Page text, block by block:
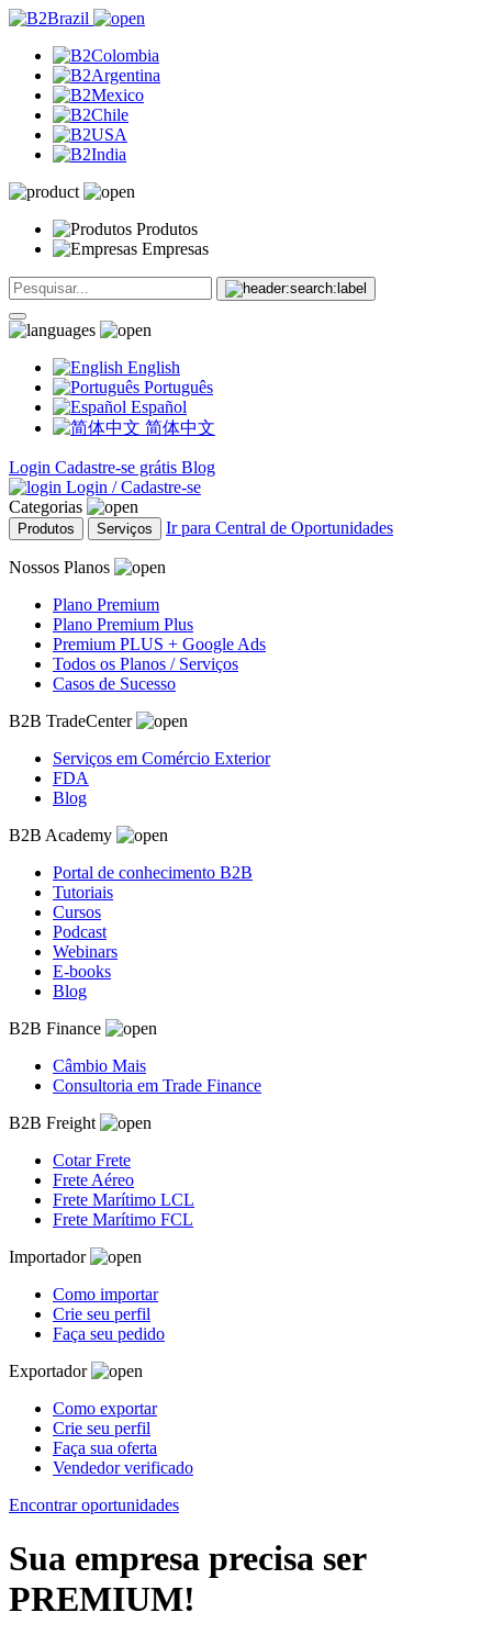
Produtos
Empresas
English
Português
Español
简体中文
Login Cadastre-se grátis Blog
Login / Cadastre-se
Categorias
Produtos Serviços Ir para Central de Oportunidades
Nossos Planos
Plano Premium
Plano Premium Plus
Premium PLUS + Google Ads
Todos os Planos / Serviços
Casos de Sucesso
B2B TradeCenter
Serviços em Comércio Exterior
FDA
Blog
B2B Academy
Portal de conhecimento B2B
Tutoriais
Cursos
Podcast
Webinars
E-books
Blog
B2B Finance
Câmbio Mais
Consultoria em Trade Finance
B2B Freight
Cotar Frete
Frete Aéreo
Frete Marítimo LCL
Frete Marítimo FCL
Importador
Como importar
Crie seu perfil
Faça seu pedido
Exportador
Como exportar
Crie seu perfil
Faça sua oferta
Vendedor verificado
Encontrar oportunidades
Sua empresa precisa ser
PREMIUM!